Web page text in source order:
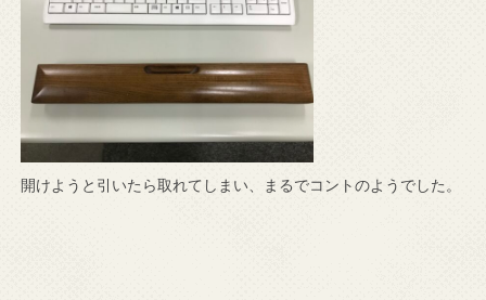
開けようと引いたら取れてしまい、まるでコントのようでした。